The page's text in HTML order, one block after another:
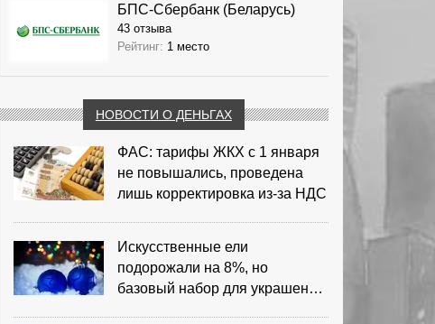
БПС-Сбербанк (Беларусь)
43 отзыва
Рейтинг: 1 место
НОВОСТИ О ДЕНЬГАХ
ФАС: тарифы ЖКХ с 1 января
не повышались, проведена
лишь корректировка из‑за НДС
Искусственные ели
подорожали на 8%, но
базовый набор для украшения